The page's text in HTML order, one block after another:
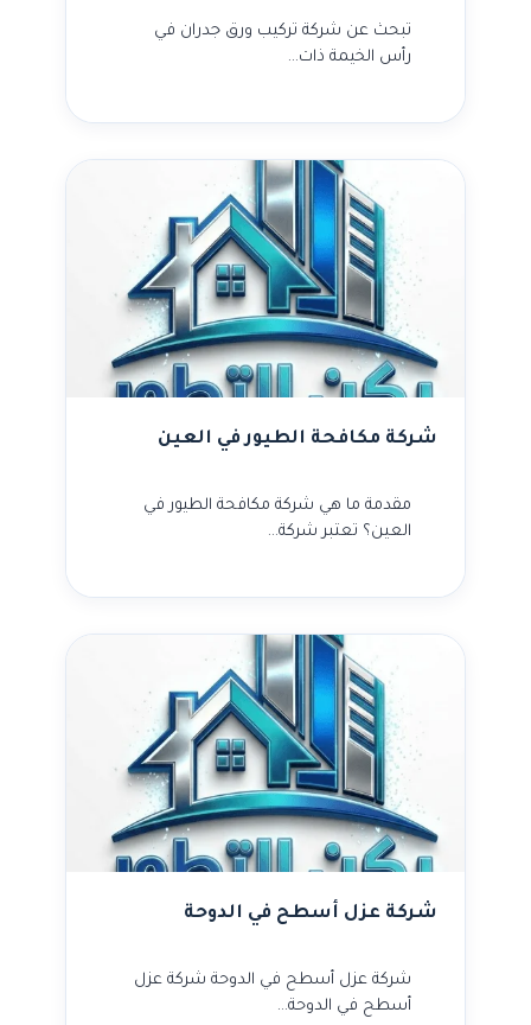
تبحث عن شركة تركيب ورق جدران في
رأس الخيمة ذات…
شركة مكافحة الطيور في العين
مقدمة ما هي شركة مكافحة الطيور في
العين؟ تعتبر شركة…
شركة عزل أسطح في الدوحة
شركة عزل أسطح في الدوحة شركة عزل
أسطح في الدوحة…